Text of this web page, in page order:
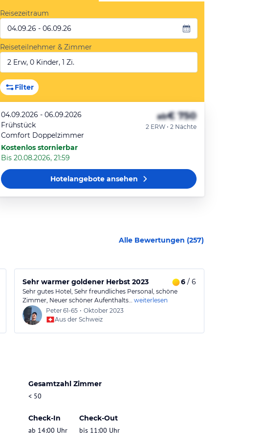
Reisezeitraum
04.09.26 - 06.09.26
Reiseteilnehmer & Zimmer
2 Erw, 0 Kinder, 1 Zi.
Filter
04.09.2026 - 06.09.2026
Frühstück
Comfort Doppelzimmer
Kostenlos stornierbar
Bis 20.08.2026, 21:59
ab€ 750
2 ERW • 2 Nächte
Hotelangeboteansehen
Alle Bewertungen (257)
Sehr warmer goldener Herbst 2023 6/ 6
Sehr gutes Hotel, Sehr freundliches Personal, schöne
Zimmer, Neuer schöner Aufenthalts… weiterlesen
Peter61-65 • Oktober 2023
Aus der Schweiz
Gesamtzahl Zimmer
< 50
Check-In
ab 14:00 Uhr
Check-Out
bis 11:00 Uhr